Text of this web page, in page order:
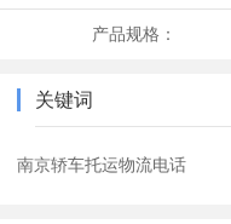
产品规格：
关键词
南京轿车托运物流电话